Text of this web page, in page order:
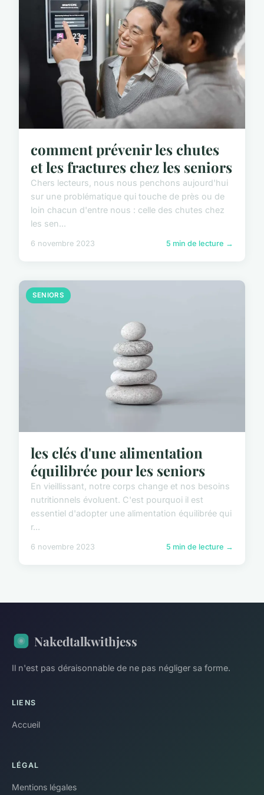
comment prévenir les chutes
et les fractures chez les seniors
Chers lecteurs, nous nous penchons aujourd'hui
sur une problématique qui touche de près ou de
loin chacun d'entre nous : celle des chutes chez
les sen...
6 novembre 2023 5 min de lecture →
SENIORS
les clés d'une alimentation
équilibrée pour les seniors
En vieillissant, notre corps change et nos besoins
nutritionnels évoluent. C'est pourquoi il est
essentiel d'adopter une alimentation équilibrée qui
r...
6 novembre 2023 5 min de lecture →
Nakedtalkwithjess
Il n'est pas déraisonnable de ne pas négliger sa forme.
LIENS
Accueil
LÉGAL
Mentions légales